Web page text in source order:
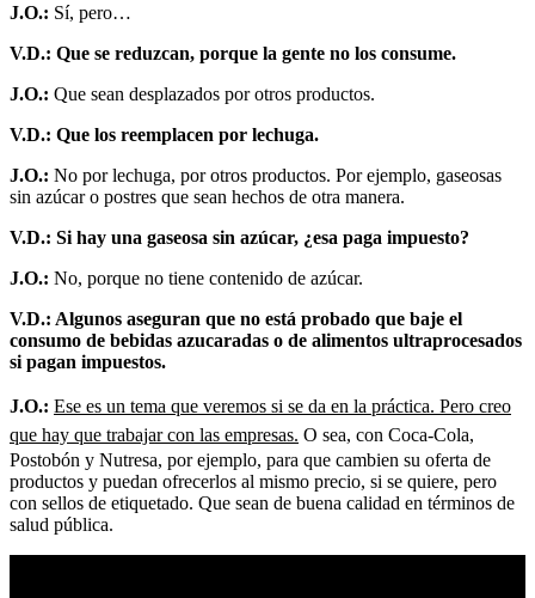
J.O.: Sí, pero…
V.D.: Que se reduzcan, porque la gente no los consume.
J.O.: Que sean desplazados por otros productos.
V.D.: Que los reemplacen por lechuga.
J.O.: No por lechuga, por otros productos. Por ejemplo, gaseosas
sin azúcar o postres que sean hechos de otra manera.
V.D.: Si hay una gaseosa sin azúcar, ¿esa paga impuesto?
J.O.: No, porque no tiene contenido de azúcar.
V.D.: Algunos aseguran que no está probado que baje el
consumo de bebidas azucaradas o de alimentos ultraprocesados
si pagan impuestos.
J.O.: Ese es un tema que veremos si se da en la práctica. Pero creo
que hay que trabajar con las empresas. O sea, con Coca-Cola,
Postobón y Nutresa, por ejemplo, para que cambien su oferta de
productos y puedan ofrecerlos al mismo precio, si se quiere, pero
con sellos de etiquetado. Que sean de buena calidad en términos de
salud pública.